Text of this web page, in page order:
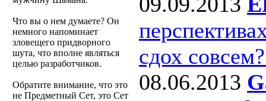
Что вы о нем думаете? Он
немного напоминает
зловещего придворного
шута, что вполне являться
целью разработчиков.
Обратите внимание, что это
не Предметный Сет, это Сет
сдох
08.06.2013